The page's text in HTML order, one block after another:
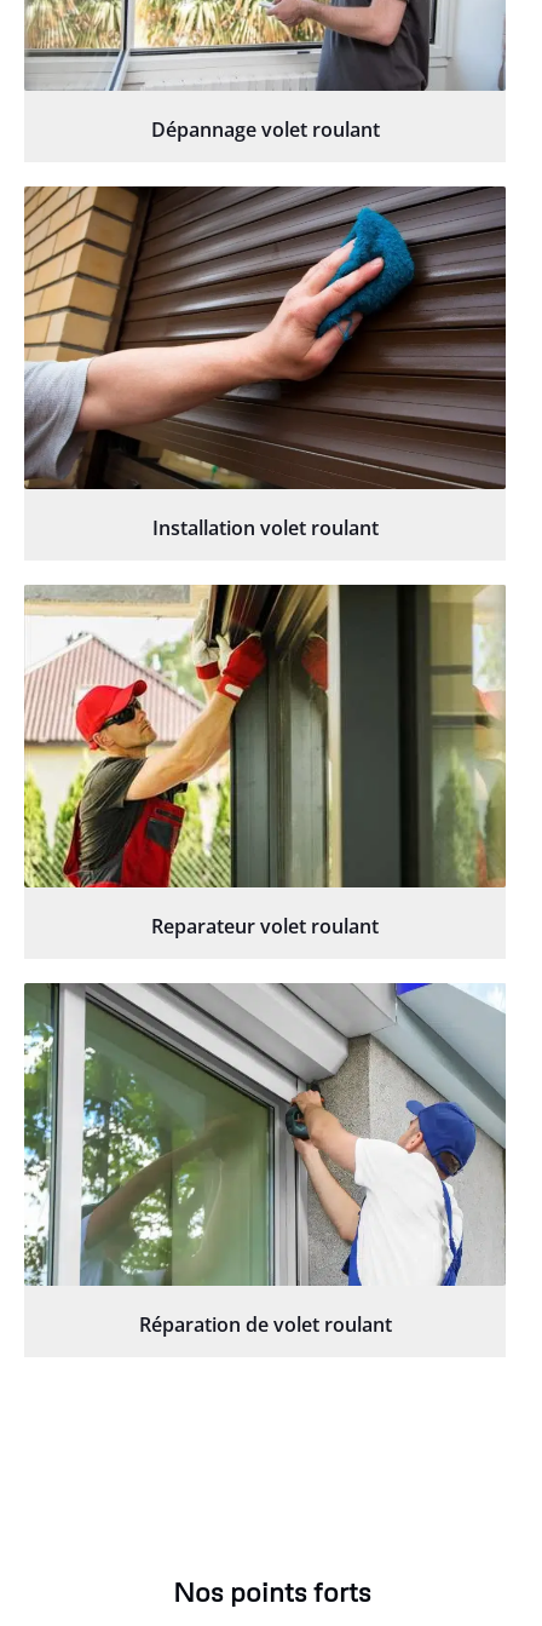
Dépannage volet roulant
Installation volet roulant
Reparateur volet roulant
Réparation de volet roulant
Nos points forts